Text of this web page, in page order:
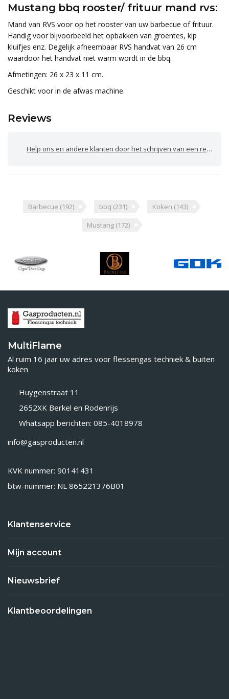
Mustang bbq rooster/ frituur mand rvs:
Mand van RVS voor op het rooster van uw barbecue of frituur.
Handig voor bijvoorbeeld het opbakken van groentes, kip
kluifjes enz. Degelijk afneembaar RVS handvat van 26 cm
waardoor het handvat niet warm wordt in de bbq.
Afmetingen: 26 x 23 x 11 cm.
Geschikt voor in de afwas machine.
Reviews
Help ons en andere klanten door het schrijven van een review
Barbecue (192) bbq (231) Koken (143)
Mustang (172)
MultiFlame
Al ruim 16 jaar uw adres voor flessengas techniek & buiten
koken
Huygenstraat 11
2652XK Berkel en Rodenrijs
Whatsapp berichten: 085-4018978
info@gasproducten.nl
KVK nummer: 90141431
btw-nummer: NL 865221376B01
Klantenservice
Mijn account
Nieuwsbrief
Klantbeoordelingen